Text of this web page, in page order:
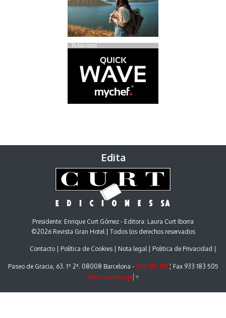
Publicidad
Edita
Presidente: Enrique Curt Gómez - Editora: Laura Curt Iborra
©2026 Revista Gran Hotel | Todos los derechos reservados
Contacto Política de Cookies Nota legal Politica de Privacidad
Paseo de Gracia, 63. 1º 2ª. 08008 Barcelona - 933 180 101 ¦ Fax 933 183 505
Select Language ▼